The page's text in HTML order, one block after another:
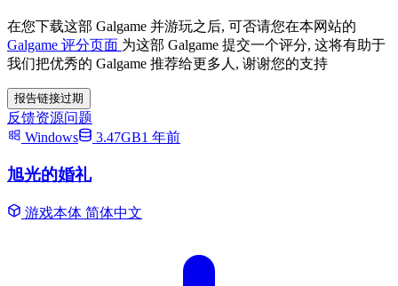
在您下载这部 Galgame 并游玩之后, 可否请您在本网站的
Galgame 评分页面 为这部 Galgame 提交一个评分, 这将有助于
我们把优秀的 Galgame 推荐给更多人, 谢谢您的支持
报告链接过期
反馈资源问题
Windows
3.47GB1 年前
旭光的婚礼
游戏本体 简体中文